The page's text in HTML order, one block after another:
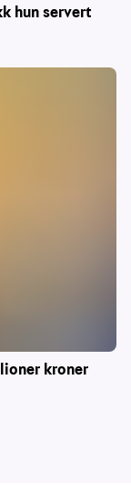
hun servert
kroner